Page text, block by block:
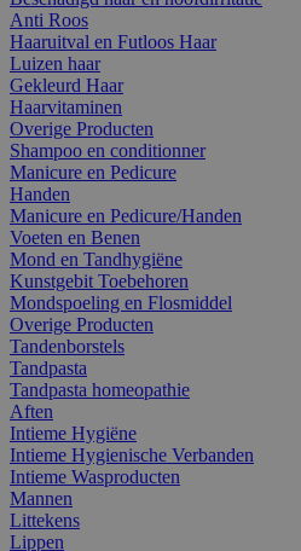
Anti Roos
Haaruitval en Futloos Haar
Luizen haar
Gekleurd Haar
Haarvitaminen
Overige Producten
Shampoo en conditionner
Manicure en Pedicure
Handen
Manicure en Pedicure/Handen
Voeten en Benen
Mond en Tandhygiëne
Kunstgebit Toebehoren
Mondspoeling en Flosmiddel
Overige Producten
Tandenborstels
Tandpasta
Tandpasta homeopathie
Aften
Intieme Hygiëne
Intieme Hygienische Verbanden
Intieme Wasproducten
Mannen
Littekens
Lippen